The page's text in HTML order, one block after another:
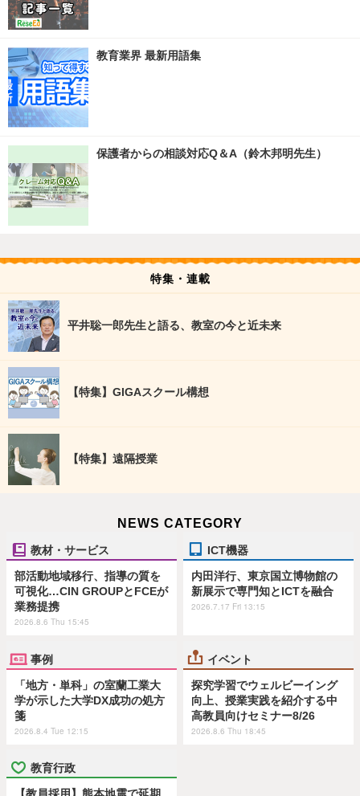
教育業界 最新用語集
保護者からの相談対応Q＆A（鈴木邦明先生）
特集・連載
平井聡一郎先生と語る、教室の今と近未来
【特集】GIGAスクール構想
【特集】遠隔授業
NEWS CATEGORY
教材・サービス
部活動地域移行、指導の質を
可視化…CIN GROUPとFCEが
業務提携
2026.8.6 Thu 15:45
ICT機器
内田洋行、東京国立博物館の
新展示で専門知とICTを融合
2026.7.17 Fri 13:15
事例
「地方・単科」の室蘭工業大
学が示した大学DX成功の処方
箋
2026.8.4 Tue 12:15
イベント
探究学習でウェルビーイング
向上、授業実践を紹介する中
高教員向けセミナー8/26
2026.8.6 Thu 18:45
教育行政